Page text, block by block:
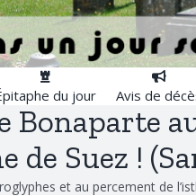
du jour Avis de
Bonaparte
Suez !
et au percement de